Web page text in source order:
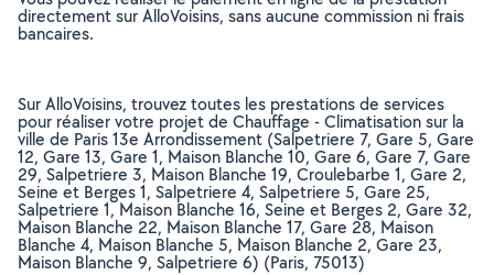
directement sur AlloVoisins, sans aucune commission ni frais
bancaires.
Sur AlloVoisins, trouvez toutes les prestations de services
pour réaliser votre projet de Chauffage - Climatisation sur la
ville de Paris 13e Arrondissement (Salpetriere 7, Gare 5, Gare
12, Gare 13, Gare 1, Maison Blanche 10, Gare 6, Gare 7, Gare
29, Salpetriere 3, Maison Blanche 19, Croulebarbe 1, Gare 2,
Seine et Berges 1, Salpetriere 4, Salpetriere 5, Gare 25,
Salpetriere 1, Maison Blanche 16, Seine et Berges 2, Gare 32,
Maison Blanche 22, Maison Blanche 17, Gare 28, Maison
Blanche 4, Maison Blanche 5, Maison Blanche 2, Gare 23,
Maison Blanche 9, Salpetriere 6) (Paris, 75013)